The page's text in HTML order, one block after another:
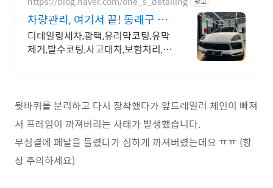
차량관리, 여기서 끝! 동래구 디
테일링 명가
디테일링세차,광택,유리막코팅,유막
제거,발수코팅,사고대차,보험처리,실
뒷바퀴를 분리하고 다시 장착했다가 앞드레일러 체인이 빠져
서 프레임이 까져버리는 사태가 발생했습니다.
무심결에 페달을 돌렸다가 심하게 까져버렸는데요 ㅠㅠ (항
상 주의하세요)